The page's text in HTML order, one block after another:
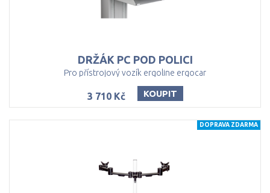
DRŽÁK PC POD POLICI
Pro přístrojový vozík ergoline ergocar
3 710 Kč KOUPIT
DOPRAVA ZDARMA